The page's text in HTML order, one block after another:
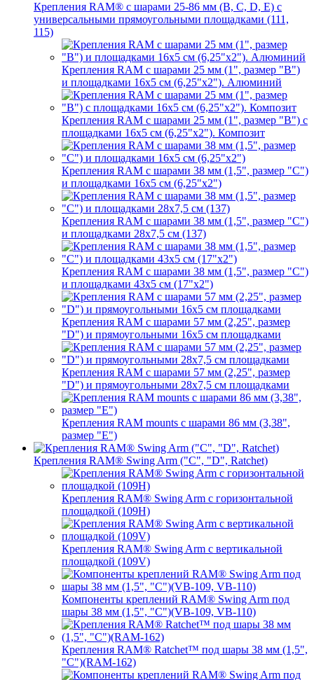
Крепления RAM® с шарами 25-86 мм (B, C, D, E) с
универсальными прямоугольными площадками (111,
115)
Крепления RAM с шарами 25 мм (1", размер "B")
и площадками 16х5 см (6,25"х2"). Алюминий
Крепления RAM с шарами 25 мм (1", размер "B") с
площадками 16х5 см (6,25"х2"). Композит
Крепления RAM с шарами 38 мм (1,5", размер "C")
и площадками 16х5 см (6,25"х2")
Крепления RAM с шарами 38 мм (1,5", размер "C")
и площадками 28х7,5 см (137)
Крепления RAM с шарами 38 мм (1,5", размер "C")
и площадками 43х5 см (17"х2")
Крепления RAM с шарами 57 мм (2,25", размер
"D") и прямоугольными 16х5 см площадками
Крепления RAM с шарами 57 мм (2,25", размер
"D") и прямоугольными 28х7,5 см площадками
Крепления RAM mounts с шарами 86 мм (3,38",
размер "E")
Крепления RAM® Swing Arm ("C", "D", Ratchet)
Крепления RAM® Swing Arm с горизонтальной
площадкой (109H)
Крепления RAM® Swing Arm с вертикальной
площадкой (109V)
Компоненты креплений RAM® Swing Arm под
шары 38 мм (1,5", "C")(VB-109, VB-110)
Крепления RAM® Ratchet™ под шары 38 мм (1,5",
"C")(RAM-162)